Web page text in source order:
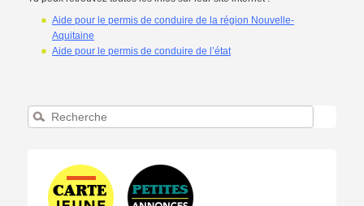
Aide pour le permis de conduire de la région Nouvelle-
Aquitaine
Aide pour le permis de conduire de l’état
Recherche